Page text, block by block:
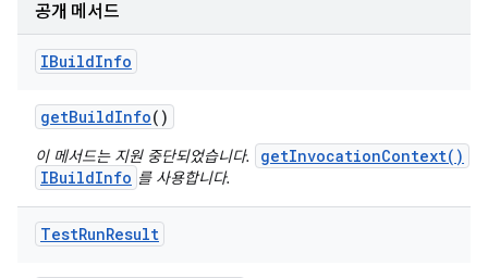
공개 메서드
IBuildInfo
getBuildInfo()
이 메서드는 지원 중단되었습니다. getInvocationContext()
IBuildInfo 를 사용합니다.
TestRunResult